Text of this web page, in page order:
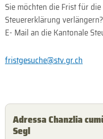
Sie möchten die Frist für
Steuererklärung
E- Mail an die Kantonale
fristgesuche@stv.gr.ch
Adressa Chanzlia
Segl